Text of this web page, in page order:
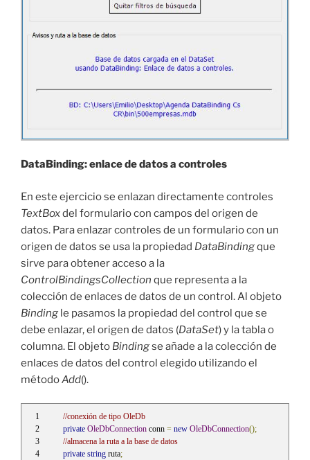
DataBinding: enlace de datos a controles
En este ejercicio se enlazan directamente controles
TextBoxdel formulario con campos del origen de
datos. Para enlazar controles de un formulario con un
origen de datos se usa la propiedad DataBindingque
sirve para obtener acceso a la
ControlBindingsCollection que representa a la
colección de enlaces de datos de un control. Al objeto
Binding le pasamos la propiedad del control que se
debe enlazar, el origen de datos (DataSet) y la tabla o
columna. El objeto Bindingse añade a la colección de
enlaces de datos del control elegido utilizando el
métodoAdd().
//conexión de tipo OleDb
private OleDbConnection conn = new OleDbConnection();
//almacena la ruta a la base de datos
private string ruta;